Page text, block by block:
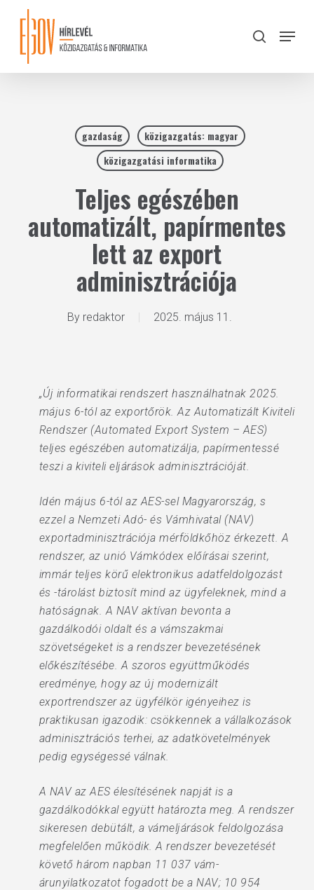
content
search
Menu
gazdaság
közigazgatás: magyar
közigazgatási informatika
Teljes egészében
automatizált, papírmentes
lett az export
adminisztrációja
By redaktor 2025. május 11.
„Új informatikai rendszert használhatnak 2025.
május 6-tól az exportőrök. Az Automatizált Kiviteli
Rendszer (Automated Export System – AES)
teljes egészében automatizálja, papírmentessé
teszi a kiviteli eljárások adminisztrációját.
Idén május 6-tól az AES-sel Magyarország, s
ezzel a Nemzeti Adó- és Vámhivatal (NAV)
exportadminisztrációja mérföldkőhöz érkezett. A
rendszer, az unió Vámkódex előírásai szerint,
immár teljes körű elektronikus adatfeldolgozást
és -tárolást biztosít mind az ügyfeleknek, mind a
hatóságnak. A NAV aktívan bevonta a
gazdálkodói oldalt és a vámszakmai
szövetségeket is a rendszer bevezetésének
előkészítésébe. A szoros együttműködés
eredménye, hogy az új modernizált
exportrendszer az ügyfélkör igényeihez is
praktikusan igazodik: csökkennek a vállalkozások
adminisztrációs terhei, az adatkövetelmények
pedig egységessé válnak.
A NAV az AES élesítésének napját is a
gazdálkodókkal együtt határozta meg. A rendszer
sikeresen debütált, a vámeljárások feldolgozása
megfelelően működik. A rendszer bevezetését
követő három napban 11 037 vám-
árunyilatkozatot fogadott be a NAV; 10 954
Close